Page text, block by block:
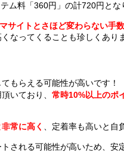
ム料「360円」の計720円とな
サイトとさほど変わらない手
なってくることも珍しくあり
もらえる可能性が高いです！
いており、 常時10%以上のポ
常に高く 、定着率も高いと自
される可能性が高いため、安